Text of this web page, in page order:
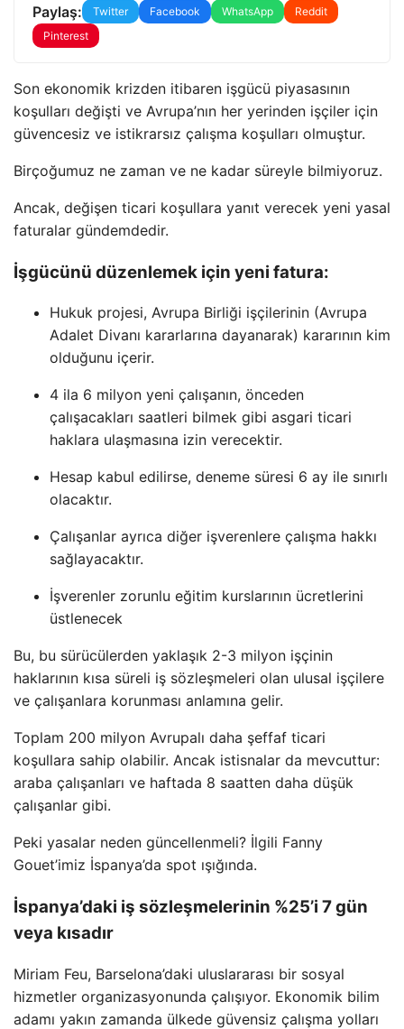
Paylaş: Twitter Facebook WhatsApp
Reddit
Pinterest
Son ekonomik krizden itibaren işgücü piyasasının
koşulları değişti ve Avrupa’nın her yerinden işçiler için
güvencesiz ve istikrarsız çalışma koşulları olmuştur.
Birçoğumuz ne zaman ve ne kadar süreyle bilmiyoruz.
Ancak, değişen ticari koşullara yanıt verecek yeni yasal
faturalar gündemdedir.
İşgücünü düzenlemek için yeni fatura:
Hukuk projesi, Avrupa Birliği işçilerinin (Avrupa
Adalet Divanı kararlarına dayanarak) kararının kim
olduğunu içerir.
4 ila 6 milyon yeni çalışanın, önceden
çalışacakları saatleri bilmek gibi asgari ticari
haklara ulaşmasına izin verecektir.
Hesap kabul edilirse, deneme süresi 6 ay ile sınırlı
olacaktır.
Çalışanlar ayrıca diğer işverenlere çalışma hakkı
sağlayacaktır.
İşverenler zorunlu eğitim kurslarının ücretlerini
üstlenecek
Bu, bu sürücülerden yaklaşık 2-3 milyon işçinin
haklarının kısa süreli iş sözleşmeleri olan ulusal işçilere
ve çalışanlara korunması anlamına gelir.
Toplam 200 milyon Avrupalı ​​daha şeffaf ticari
koşullara sahip olabilir. Ancak istisnalar da mevcuttur:
araba çalışanları ve haftada 8 saatten daha düşük
çalışanlar gibi.
Peki yasalar neden güncellenmeli? İlgili Fanny
Gouet’imiz İspanya’da spot ışığında.
İspanya’daki iş sözleşmelerinin %25’i 7 gün
veya kısadır
Miriam Feu, Barselona’daki uluslararası bir sosyal
hizmetler organizasyonunda çalışıyor. Ekonomik bilim
adamı yakın zamanda ülkede güvensiz çalışma yolları